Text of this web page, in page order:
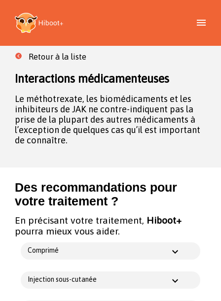
Retour à la liste
Interactions médicamenteuses
Le méthotrexate, les biomédicaments et les
inhibiteurs de JAK ne contre-indiquent pas la
prise de la plupart des autres médicaments à
l’exception de quelques cas qu’il est important
de connaître.
Des recommandations pour
votre traitement ?
En précisant votre traitement, Hiboot+
pourra mieux vous aider.
Comprimé
Injection sous-cutanée